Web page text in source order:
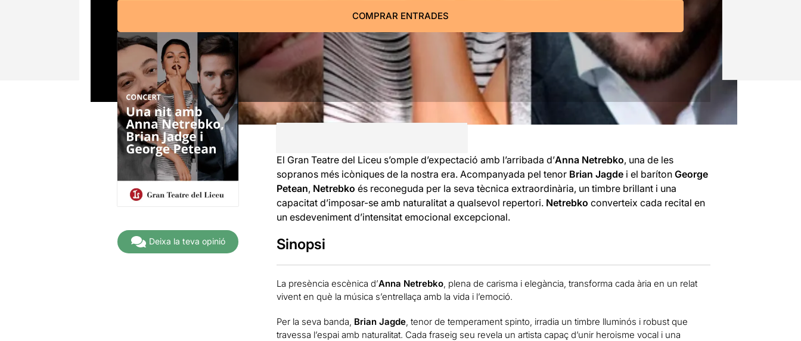
COMPRAR ENTRADES
Deixa la teva opinió
El Gran Teatre del Liceu s’omple d’expectació amb l’arribada d’Anna Netrebko, una de les
sopranos més icòniques de la nostra era. Acompanyada pel tenor Brian Jagdei el baríton George
Petean, Netrebko és reconeguda per la seva tècnica extraordinària, un timbre brillant i una
capacitat d’imposar-se amb naturalitat a qualsevol repertori. Netrebko converteix cada recital en
un esdeveniment d’intensitat emocional excepcional.
Sinopsi
La presència escènica d’Anna Netrebko, plena de carisma i elegància, transforma cada ària en un relat
vivent en què la música s’entrellaça amb la vida i l’emoció.
Per la seva banda, Brian Jagde, tenor de temperament spinto, irradia un timbre lluminós i robust que
travessa l’espai amb naturalitat. Cada fraseig seu revela un artista capaç d’unir heroisme vocal i una